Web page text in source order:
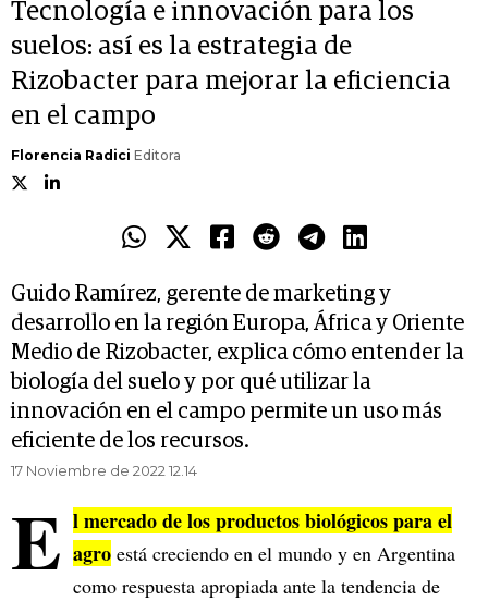
Tecnología e innovación para los
suelos: así es la estrategia de
Rizobacter para mejorar la eficiencia
en el campo
Florencia Radici Editora
Guido Ramírez, gerente de marketing y
desarrollo en la región Europa, África y Oriente
Medio de Rizobacter, explica cómo entender la
biología del suelo y por qué utilizar la
innovación en el campo permite un uso más
eficiente de los recursos.
17 Noviembre de 2022 12.14
E l mercado de los productos biológicos para el
agro está creciendo en el mundo y en Argentina
como respuesta apropiada ante la tendencia de